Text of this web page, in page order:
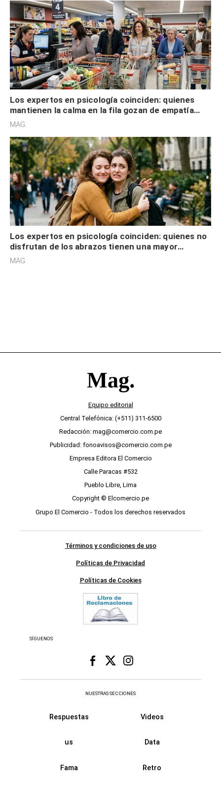
Los expertos en psicología coinciden: quienes
mantienen la calma en la fila gozan de empatía
cognitiva, gratitud y no solo tienen autocontrol
MAG.
Los expertos en psicología coinciden: quienes no
disfrutan de los abrazos tienen una mayor
sensibilidad a los estímulos físicos y no es por
MAG.
Equipo editorial
Central Telefónica: (+511) 311-6500
Redacción: mag@comercio.com.pe
Publicidad: fonoavisos@comercio.com.pe
Empresa Editora El Comercio
Calle Paracas #532
Pueblo Libre, Lima
Copyright © Elcomercio.pe
Grupo El Comercio - Todos los derechos reservados
Términos y condiciones de uso
Políticas de Privacidad
Políticas de Cookies
SÍGUENOS
NUESTRAS SECCIONES
Respuestas Videos
us Data
Fama Retro